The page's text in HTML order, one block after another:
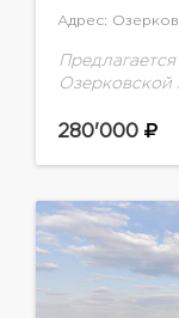
Адрес:
280'000